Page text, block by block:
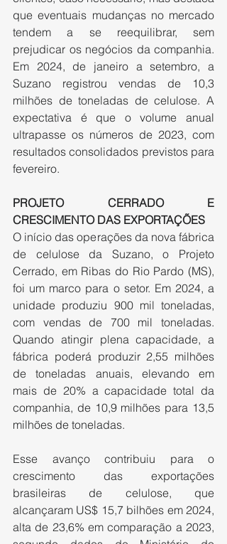
que eventuais mudanças no mercado
tendem a se reequilibrar, sem
prejudicar os negócios da companhia.
Em 2024, de janeiro a setembro, a
Suzano registrou vendas de 10,3
milhões de toneladas de celulose. A
expectativa é que o volume anual
ultrapasse os números de 2023, com
resultados consolidados previstos para
fevereiro.
PROJETO CERRADO E
CRESCIMENTO DAS EXPORTAÇÕES
O início das operações da nova fábrica
de celulose da Suzano, o Projeto
Cerrado, em Ribas do Rio Pardo (MS),
foi um marco para o setor. Em 2024, a
unidade produziu 900 mil toneladas,
com vendas de 700 mil toneladas.
Quando atingir plena capacidade, a
fábrica poderá produzir 2,55 milhões
de toneladas anuais, elevando em
mais de 20% a capacidade total da
companhia, de 10,9 milhões para 13,5
milhões de toneladas.
Esse avanço contribuiu para o
crescimento das exportações
brasileiras de celulose, que
alcançaram US$ 15,7 bilhões em 2024,
alta de 23,6% em comparação a 2023,